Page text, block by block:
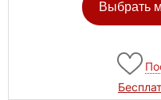
Выбрать